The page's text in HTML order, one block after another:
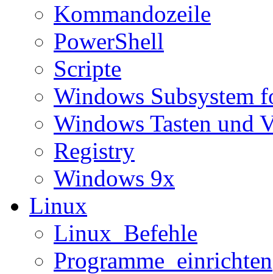
Kommandozeile
PowerShell
Scripte
Windows Subsystem
Windows Tasten und
Registry
Windows 9x
Linux
Linux_Befehle
Programme_einrichten